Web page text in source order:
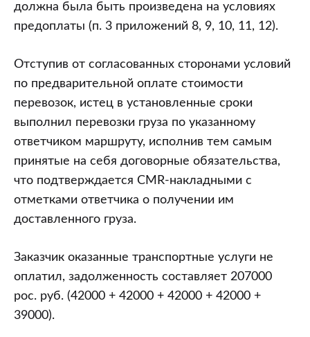
должна была быть произведена на условиях
предоплаты (п. 3 приложений 8, 9, 10, 11, 12).
Отступив от согласованных сторонами условий
по предварительной оплате стоимости
перевозок, истец в установленные сроки
выполнил перевозки груза по указанному
ответчиком маршруту, исполнив тем самым
принятые на себя договорные обязательства,
что подтверждается CMR-накладными с
отметками ответчика о получении им
доставленного груза.
Заказчик оказанные транспортные услуги не
оплатил, задолженность составляет 207000
рос. руб. (42000 + 42000 + 42000 + 42000 +
39000).